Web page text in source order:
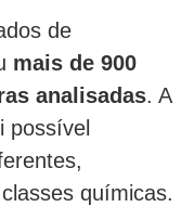
de
mais de 900
analisadas. A
possível
químicas.